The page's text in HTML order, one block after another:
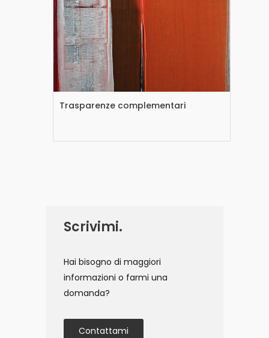
Trasparenze complementari
Scrivimi.
Hai bisogno di maggiori
informazioni o farmi una
domanda?
Contattami